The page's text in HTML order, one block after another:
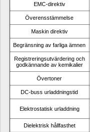
EMC-direktiv
Överensstämmelse
Maskin direktiv
Begränsning av farliga ämnen
Registreringsutvärdering och
godkännande av kemikalier
Övertoner
DC-buss urladdningstid
Elektrostatisk urladdning
Dielektrisk hållfasthet